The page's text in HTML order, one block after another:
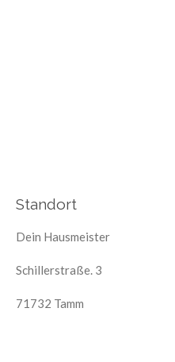
Standort
Dein Hausmeister
Schillerstraße. 3
71732 Tamm